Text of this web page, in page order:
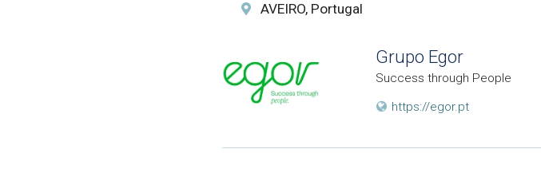
AVEIRO, Portugal
Grupo Egor
Success through People
https://egor.pt